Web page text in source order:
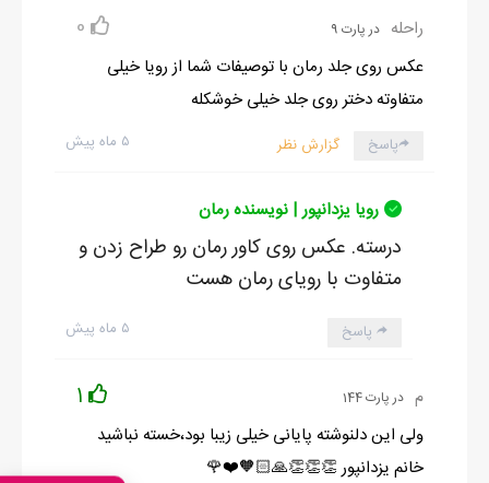
راحله در پارت 9 0
عکس روی جلد رمان با توصیفات شما از رویا خیلی
متفاوته دختر روی جلد خیلی خوشکله
۵ ماه پیش پاسخ گزارش نظر
رویا یزدانپور | نویسنده رمان
درسته. عکس روی کاور رمان رو طراح زدن و
متفاوت با رویای رمان هست
۵ ماه پیش پاسخ
م در پارت 144 1
ولی این دلنوشته پایانی خیلی زیبا بود،خسته نباشید
خانم یزدانپور 👏👏👏🙏🏻🧡❤️🌹